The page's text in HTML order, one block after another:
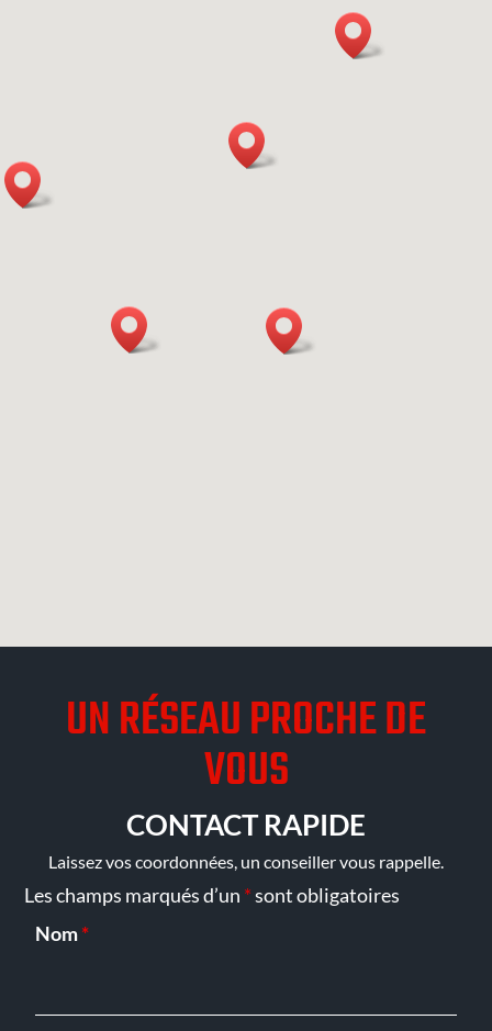
UN RÉSEAU PROCHE DE
VOUS
CONTACT RAPIDE
Laissez vos coordonnées, un conseiller vous rappelle.
Les champs marqués d’un *sont obligatoires
Nom*